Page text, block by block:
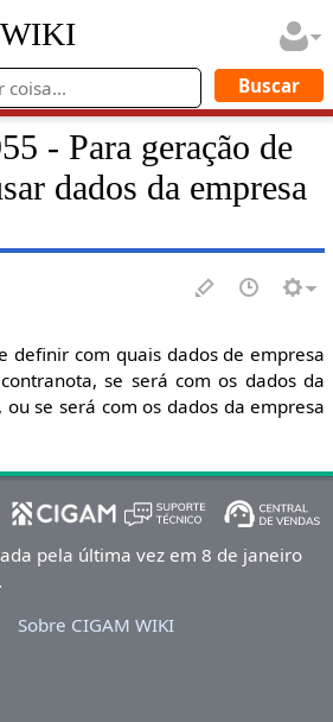
- Para geração de
dados da empresa
definir com quais dados de empresa
se será com os dados da
se será com os dados da empresa
pela última vez em 8 de janeiro
Sobre CIGAM WIKI